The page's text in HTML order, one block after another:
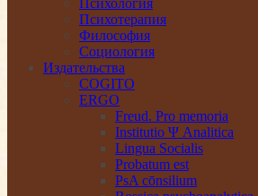
Психология
Психотерапия
Философия
Социология
Издательства
COGITO
ERGO
Freud. Pro memoria
Institutio Ψ Analitica
Lingua Socialis
Probatum est
PsA cōnsilium